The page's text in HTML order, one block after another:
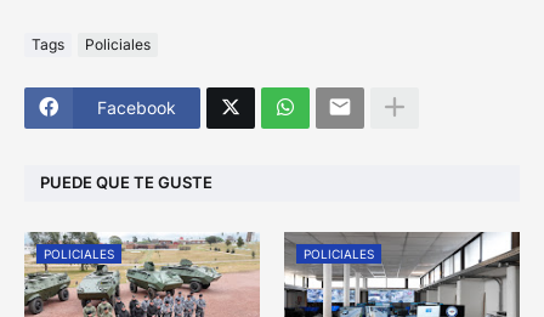
Tags Policiales
Facebook
PUEDE QUE TE GUSTE
POLICIALES POLICIALES